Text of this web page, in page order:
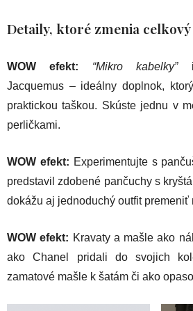
Detaily, ktoré zmenia
WOW efekt: “Mikro kabelky”
Jacquemus – ideálny doplnok,
praktickou taškou. Skúste jednu v
perličkami.
WOW efekt: Experimentujte s
predstavil zdobené pančuchy s
dokážu aj jednoduchý outfit premeniť
WOW efekt: Kravaty a mašle ako
ako Chanel pridali do svojich
zamatové mašle k šatám či ako